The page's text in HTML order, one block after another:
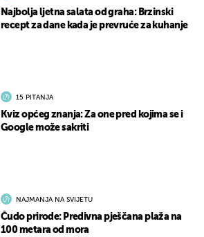
Najbolja ljetna salata od graha: Brzinski
recept za dane kada je prevruće za kuhanje
15 PITANJA
Kviz općeg znanja: Za one pred kojima se i
Google može sakriti
NAJMANJA NA SVIJETU
Čudo prirode: Predivna pješčana plaža na
100 metara od mora